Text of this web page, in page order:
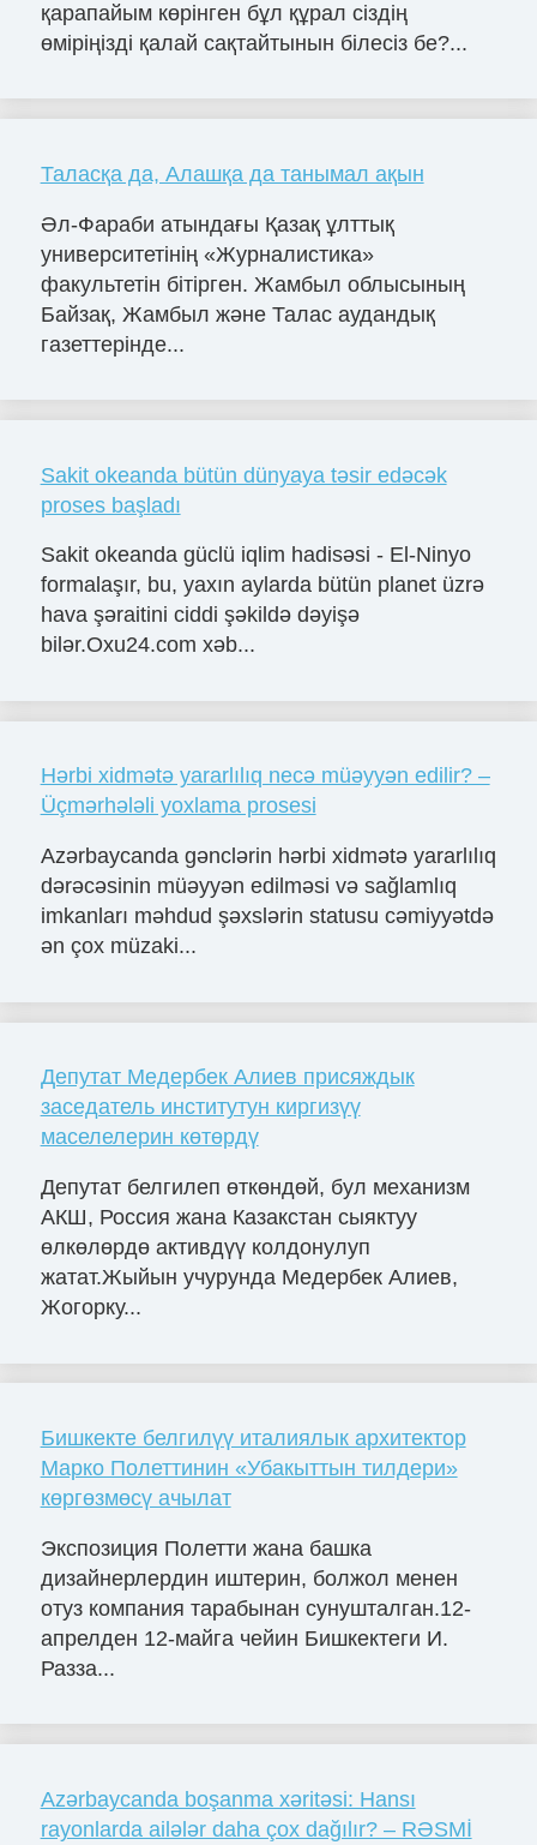
қарапайым көрінген бұл құрал сіздің
өміріңізді қалай сақтайтынын білесіз бе?...
Таласқа да, Алашқа да танымал ақын
Әл-Фараби атындағы Қазақ ұлттық
университетінің «Журналистика»
факультетін бітірген. Жамбыл облысының
Байзақ, Жамбыл және Талас аудандық
газеттерінде...
Sakit okeanda bütün dünyaya təsir edəcək
proses başladı
Sakit okeanda güclü iqlim hadisəsi - El-Ninyo
formalaşır, bu, yaxın aylarda bütün planet üzrə
hava şəraitini ciddi şəkildə dəyişə
bilər.Oxu24.com xəb...
Hərbi xidmətə yararlılıq necə müəyyən edilir? –
Üçmərhələli yoxlama prosesi
Azərbaycanda gənclərin hərbi xidmətə yararlılıq
dərəcəsinin müəyyən edilməsi və sağlamlıq
imkanları məhdud şəxslərin statusu cəmiyyətdə
ən çox müzaki...
Депутат Медербек Алиев присяждык
заседатель институтун киргизүү
маселелерин көтөрдү
Депутат белгилеп өткөндөй, бул механизм
АКШ, Россия жана Казакстан сыяктуу
өлкөлөрдө активдүү колдонулуп
жатат.Жыйын учурунда Медербек Алиев,
Жогорку...
Бишкекте белгилүү италиялык архитектор
Марко Полеттинин «Убакыттын тилдери»
көргөзмөсү ачылат
Экспозиция Полетти жана башка
дизайнерлердин иштерин, болжол менен
отуз компания тарабынан сунушталган.12-
апрелден 12-майга чейин Бишкектеги И.
Разза...
Azərbaycanda boşanma xəritəsi: Hansı
rayonlarda ailələr daha çox dağılır? – RƏSMİ